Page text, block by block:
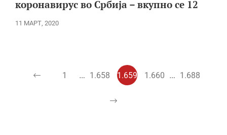
коронавирус во Србија – вкупно се 12
11 МАРТ, 2020
1 … 1.658 1.659 1.660 … 1.688